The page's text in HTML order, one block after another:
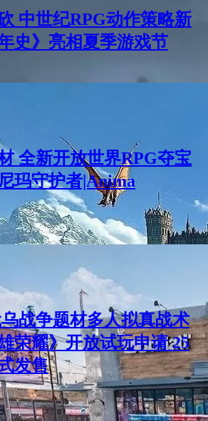
中世纪RPG动作策略新
史》亮相夏季游戏节
全新开放世界RPG夺宝
玛守护者|Anima
战争题材多人拟真战术
荣耀》开放试玩申请 25
发售